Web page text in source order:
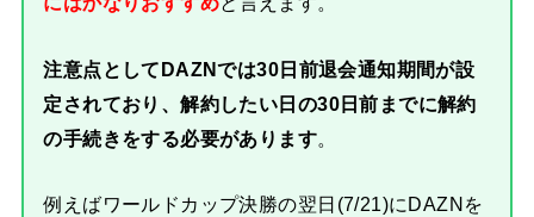
注意点としてDAZNでは30日前退会通知期間が設
定されており、解約したい日の30日前までに解約
の手続きをする必要があります。
例えばワールドカップ決勝の翌日(7/21)にDAZNを